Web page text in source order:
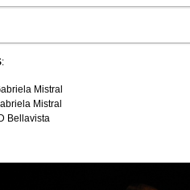
:
Mistral
Mistral
Bellavista